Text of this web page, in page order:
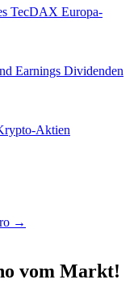
TecDAX Europa-
Earnings Dividenden
Aktien
→
vom Markt!